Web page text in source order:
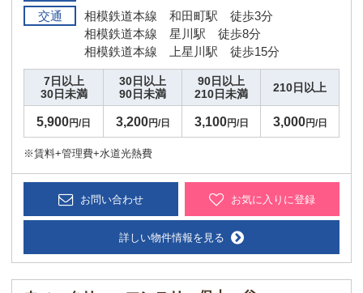
交通
相模鉄道本線 和田町駅 徒歩3分
相模鉄道本線 星川駅 徒歩8分
相模鉄道本線 上星川駅 徒歩15分
7日以上
30日未満
30日以上
90日未満
90日以上
210日未満
210日以上
5,900円/日 3,200円/日 3,100円/日 3,000円/日
※賃料+管理費+水道光熱費
お問い合わせ お気に入りに登録
詳しい物件情報を見る